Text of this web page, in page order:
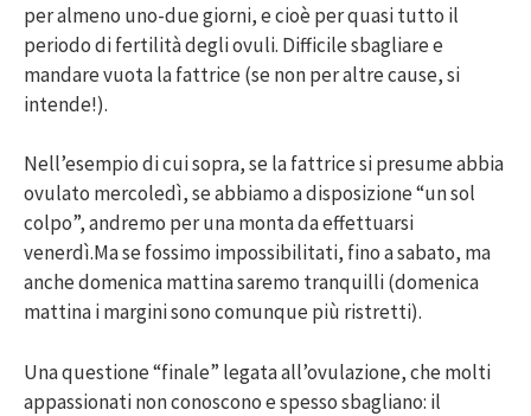
per almeno uno-due giorni, e cioè per quasi tutto il
periodo di fertilità degli ovuli. Difficile sbagliare e
mandare vuota la fattrice (se non per altre cause, si
intende!).
Nell’esempio di cui sopra, se la fattrice si presume abbia
ovulato mercoledì, se abbiamo a disposizione “un sol
colpo”, andremo per una monta da effettuarsi
venerdì.Ma se fossimo impossibilitati, fino a sabato, ma
anche domenica mattina saremo tranquilli (domenica
mattina i margini sono comunque più ristretti).
Una questione “finale” legata all’ovulazione, che molti
appassionati non conoscono e spesso sbagliano: il